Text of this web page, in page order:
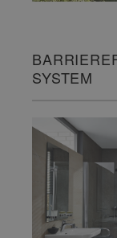
SYSTEM